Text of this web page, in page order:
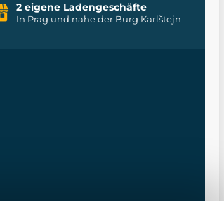
2 eigene Ladengeschäfte
In Prag und nahe der Burg Karlštejn